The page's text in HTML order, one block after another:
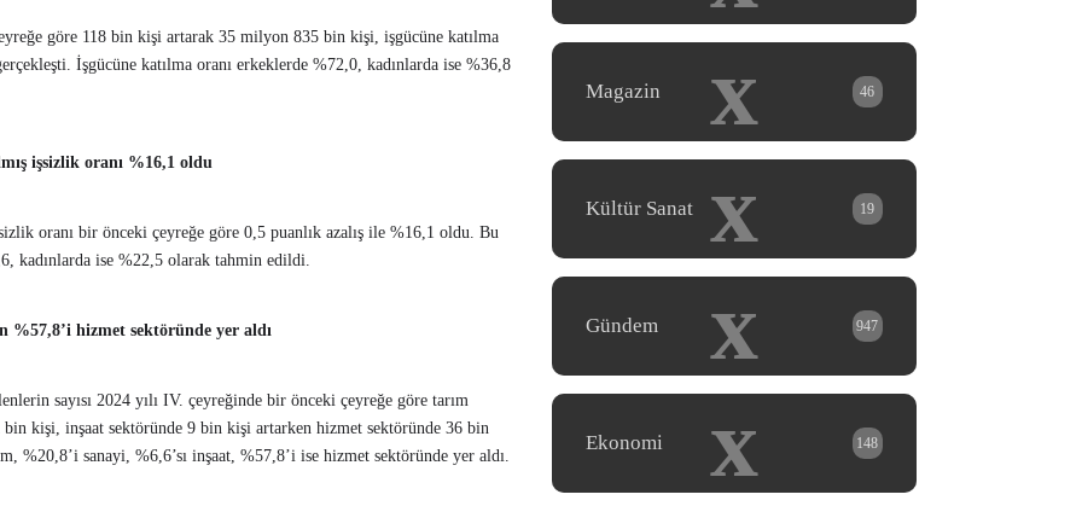
göre 118 bin kişi artarak 35 milyon 835 bin kişi, işgücüne katılma
İşgücüne katılma oranı erkeklerde %72,0, kadınlarda ise %36,8
işsizlik oranı %16,1 oldu
oranı bir önceki çeyreğe göre 0,5 puanlık azalış ile %16,1 oldu. Bu
kadınlarda ise %22,5 olarak tahmin edildi.
%57,8’i hizmet sektöründe yer aldı
sayısı 2024 yılı IV. çeyreğinde bir önceki çeyreğe göre tarım
kişi, inşaat sektöründe 9 bin kişi artarken hizmet sektöründe 36 bin
%20,8’i sanayi, %6,6’sı inşaat, %57,8’i ise hizmet sektöründe yer aldı.
x
Magazin 46
x
Kültür Sanat 19
x
Gündem 947
x
Ekonomi 148